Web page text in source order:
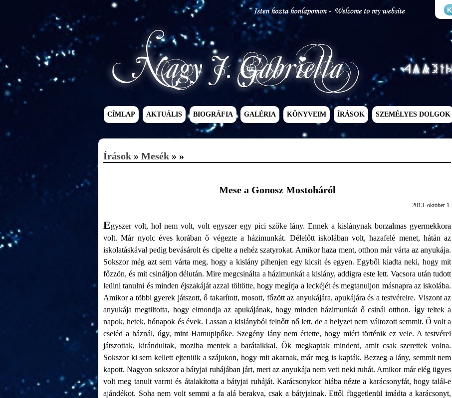
CÍMLAP AKTUÁLIS BIOGRÁFIA GALÉRIA KÖNYVEIM ÍRÁSOK SZEMÉLYES DOLGOK
Írások » Mesék » »
Mese a Gonosz Mostoháról
2013. október 1.
Egyszer volt, hol nem volt, volt egyszer egy pici szőke lány. Ennek a kislánynak borzalmas gyermekkora
volt. Már nyolc éves korában ő végezte a házimunkát. Délelőtt iskolában volt, hazafelé menet, hátán az
iskolatáskával pedig bevásárolt és cipelte a nehéz szatyrokat. Amikor haza ment, otthon már várta az anyukája.
Sokszor még azt sem várta meg, hogy a kislány pihenjen egy kicsit és egyen. Egyből kiadta neki, hogy mit
főzzön, és mit csináljon délután. Mire megcsinálta a házimunkát a kislány, addigra este lett. Vacsora után tudott
leülni tanulni és minden éjszakáját azzal töltötte, hogy megírja a leckéjét és megtanuljon másnapra az iskolába.
Amikor a többi gyerek játszott, ő takarított, mosott, főzött az anyukájára, apukájára és a testvéreire. Viszont az
anyukája megtiltotta, hogy elmondja az apukájának, hogy minden házimunkát ő csinál otthon. Így teltek a
napok, hetek, hónapok és évek. Lassan a kislányból felnőtt nő lett, de a helyzet nem változott semmit. Ő volt a
cseléd a háznál, úgy, mint Hamupipőke. Szegény lány nem értette, hogy miért történik ez vele. A testvérei
játszottak, kirándultak, moziba mentek a barátaikkal. Ők megkaptak mindent, amit csak szerettek volna.
Sokszor ki sem kellett ejteniük a szájukon, hogy mit akarnak, már meg is kapták. Bezzeg a lány, semmit nem
kapott. Nagyon sokszor a bátyjai ruhájában járt, mert az anyukája nem vett neki ruhát. Amikor már elég ügyes
volt meg tanult varrni és átalakította a bátyjai ruháját. Karácsonykor hiába nézte a karácsonyfát, hogy talál-e
ajándékot. Soha nem volt semmi a fa alá berakva, csak a bátyjainak. Ettől függetlenül imádta a karácsonyt,